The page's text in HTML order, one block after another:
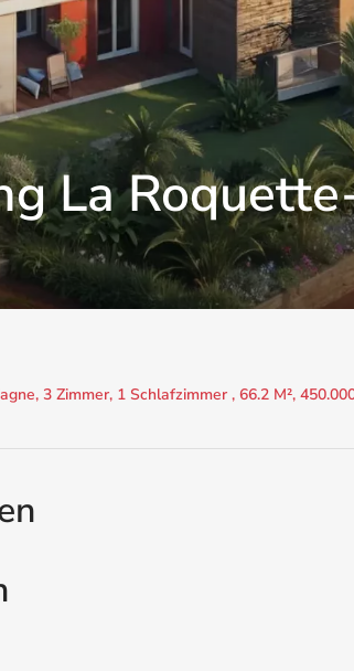
La
3 Zimmer, 1 Schlafzimmer , 66.2 M²,